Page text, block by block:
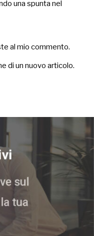
una spunta nel
al mio commento.
di un nuovo articolo.